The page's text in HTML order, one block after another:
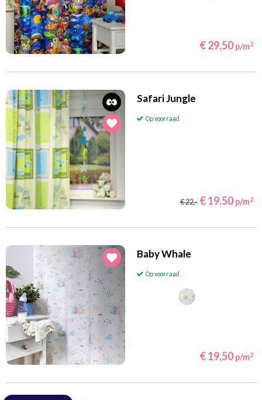
€ 29,50 p/m2
Safari Jungle
Op voorraad
€ 22,- € 19,50 p/m2
Baby Whale
Op voorraad
€ 19,50 p/m2